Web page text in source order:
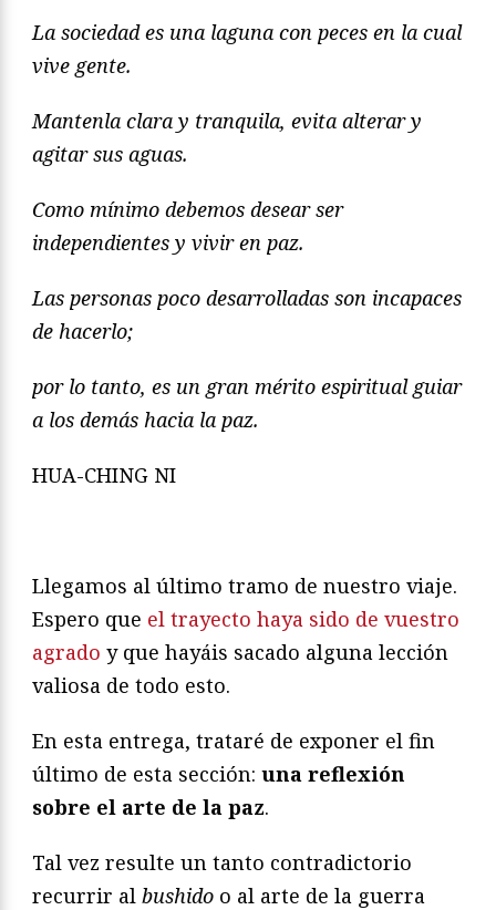
La sociedad es una laguna con peces en la cual
vive gente.
Mantenla clara y tranquila, evita alterar y
agitar sus aguas.
Como mínimo debemos desear ser
independientes y vivir en paz.
Las personas poco desarrolladas son incapaces
de hacerlo;
por lo tanto, es un gran mérito espiritual guiar
a los demás hacia la paz.
HUA-CHING NI
Llegamos al último tramo de nuestro viaje.
Espero que el trayecto haya sido de vuestro
agrado y que hayáis sacado alguna lección
valiosa de todo esto.
En esta entrega, trataré de exponer el fin
último de esta sección: una reflexión
sobre el arte de la paz.
Tal vez resulte un tanto contradictorio
recurrir al bushido o al arte de la guerra